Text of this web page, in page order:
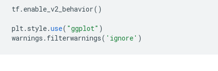
tf. enable_v2_behavior()
plt. style.use( "ggplot" )
warnings . filterwarnings( 'ignore' )